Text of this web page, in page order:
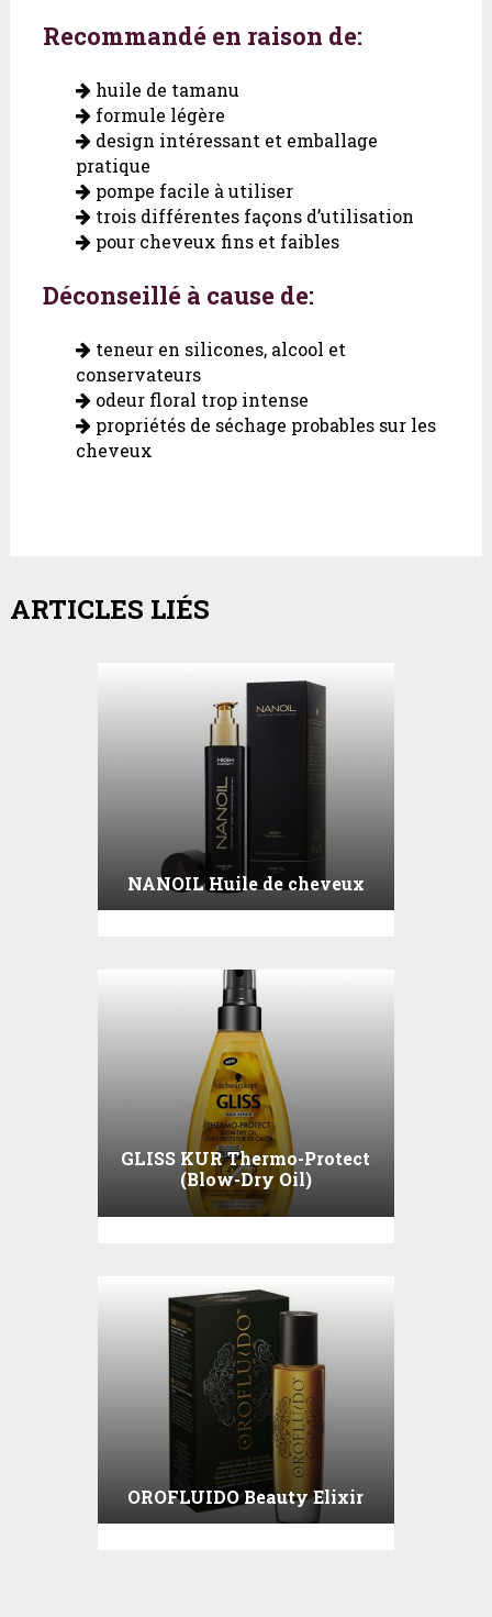
Recommandé en raison de:
huile de tamanu
formule légère
design intéressant et emballage
pratique
pompe facile à utiliser
trois différentes façons d’utilisation
pour cheveux fins et faibles
Déconseillé à cause de:
teneur en silicones, alcool et
conservateurs
odeur floral trop intense
propriétés de séchage probables sur les
cheveux
ARTICLES LIÉS
NANOIL Huile de cheveux
GLISS KUR Thermo-Protect
(Blow-Dry Oil)
OROFLUIDO Beauty Elixir